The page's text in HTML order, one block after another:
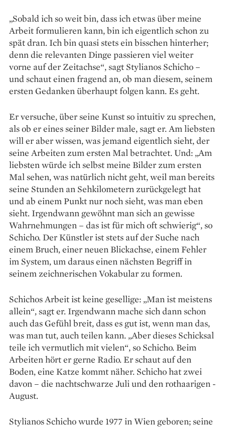
„Sobald ich so weit bin, dass ich etwas über meine
Arbeit formulieren kann, bin ich eigentlich schon zu
spät dran. Ich bin quasi stets ein bisschen hinterher;
denn die relevanten Dinge passieren viel weiter
vorne auf der Zeitachse“, sagt Stylianos Schicho –
und schaut einen fragend an, ob man diesem, seinem
ersten Gedanken überhaupt folgen kann. Es geht.
Er versuche, über seine Kunst so intuitiv zu sprechen,
als ob er eines seiner Bilder male, sagt er. Am liebsten
will er aber wissen, was jemand eigentlich sieht, der
seine Arbeiten zum ­ersten Mal betrachtet. Und: „Am
liebsten würde ich selbst meine Bilder zum ersten
Mal sehen, was natürlich nicht geht, weil man bereits
seine Stunden an Sehkilometern zurückgelegt hat
und ab ­einem Punkt nur noch sieht, was man eben
sieht. Irgendwann gewöhnt man sich an gewisse
Wahrnehmungen – das ist für mich oft schwierig“, so
Schicho. Der Künstler ist stets auf der Suche nach
einem Bruch, einer neuen Blickachse, einem Fehler
im System, um daraus einen nächsten Begriff in
seinem zeichnerischen Vokabular zu formen.
Schichos Arbeit ist keine gesellige: „Man ist meistens
allein“, sagt er. Irgendwann ­mache sich dann schon
auch das Gefühl breit, dass es gut ist, wenn man das,
was man tut, auch teilen kann. „Aber dieses Schicksal
teile ich vermutlich mit vielen“, so Schicho. Beim
Arbeiten hört er gerne Radio. Er schaut auf den
Boden, eine Katze kommt näher. Schicho hat zwei
davon – die nachtschwarze Juli und den rothaarigen ­
August.
Stylianos Schicho wurde 1977 in Wien geboren; seine